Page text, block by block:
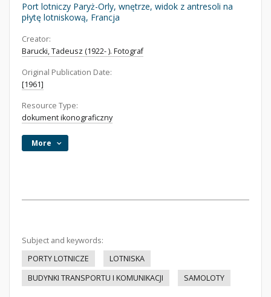
Port lotniczy Paryż-Orly, wnętrze, widok z antresoli na
płytę lotniskową, Francja
Creator:
Barucki, Tadeusz (1922- ). Fotograf
Original Publication Date:
[1961]
Resource Type:
dokument ikonograficzny
More
Subject and keywords:
PORTY LOTNICZE
LOTNISKA
BUDYNKI TRANSPORTU I KOMUNIKACJI
SAMOLOTY